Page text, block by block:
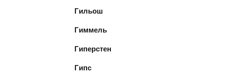
Гильош
Гиммель
Гиперстен
Гипс